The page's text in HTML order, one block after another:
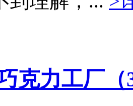
克力工厂（